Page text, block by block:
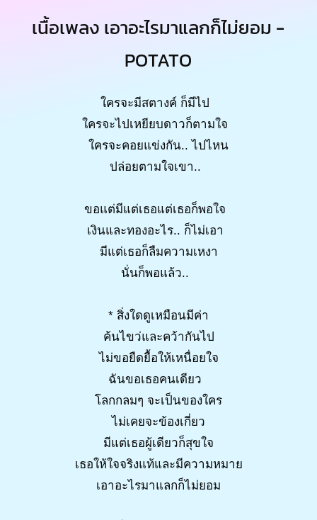
เนื้อเพลง เอาอะไรมาแลกก็ไม่ยอม -
POTATO
ใครจะมีสตางค์ ก็มีไป
ใครจะไปเหยียบดาวก็ตามใจ
ใครจะคอยแข่งกัน.. ไปไหน
ปล่อยตามใจเขา..
ขอแต่มีแต่เธอแต่เธอก็พอใจ
เงินและทองอะไร.. ก็ไม่เอา
มีแต่เธอก็ลืมความเหงา
นั่นก็พอแล้ว..
* สิ่งใดดูเหมือนมีค่า
ค้นไขว่และคว้ากันไป
ไม่ขอยืดยื้อให้เหนื่อยใจ
ฉันขอเธอคนเดียว
โลกกลมๆ จะเป็นของใคร
ไม่เคยจะข้องเกี่ยว
มีแต่เธอผู้เดียวก็สุขใจ
เธอให้ใจจริงแท้และมีความหมาย
เอาอะไรมาแลกก็ไม่ยอม